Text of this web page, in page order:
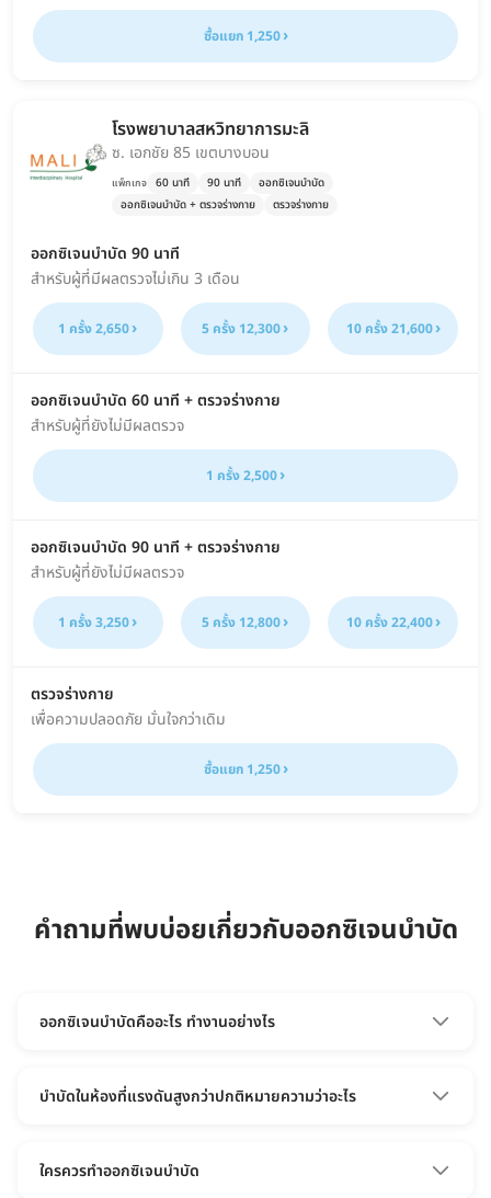
ซื้อแยก 1,250
โรงพยาบาลสหวิทยาการมะลิ
ซ. เอกชัย 85 เขตบางบอน
แพ็กเกจ 60 นาที 90 นาที
ออกซิเจนบำบัด
ออกซิเจนบำบัด + ตรวจร่างกาย
ตรวจร่างกาย
ออกซิเจนบำบัด 90 นาที
สำหรับผู้ที่มีผลตรวจไม่เกิน 3 เดือน
1 ครั้ง 2,650 5 ครั้ง 12,300 10 ครั้ง 21,600
ออกซิเจนบำบัด 60 นาที + ตรวจร่างกาย
สำหรับผู้ที่ยังไม่มีผลตรวจ
1 ครั้ง 2,500
ออกซิเจนบำบัด 90 นาที + ตรวจร่างกาย
สำหรับผู้ที่ยังไม่มีผลตรวจ
1 ครั้ง 3,250 5 ครั้ง 12,800 10 ครั้ง 22,400
ตรวจร่างกาย
เพื่อความปลอดภัย มั่นใจกว่าเดิม
ซื้อแยก 1,250
คำถามที่พบบ่อยเกี่ยวกับออกซิเจนบำบัด
ออกซิเจนบำบัดคืออะไร ทำงานอย่างไร
100% ในห้องที่มีแรงดันสูงกว่าปกติ เมื่อแรงดันเพิ่มขึ้น ออกซิเจน
สามารถละลายและซึมเข้าสู่เนื้อเยื่อได้มากขึ้น พอร่างกายได้รับ
บำบัดในห้องที่แรงดันสูงกว่าปกติหมายความว่าอะไร
Atmosphere) แต่ในห้องออกซิเจนบำบัดแรงดันจะอยู่ที่ 1.3 - 3.0
ATA แล้วแต่เครื่องและจุดประสงค์ในการบำบัดค่ะ
ใครควรทำออกซิเจนบำบัด